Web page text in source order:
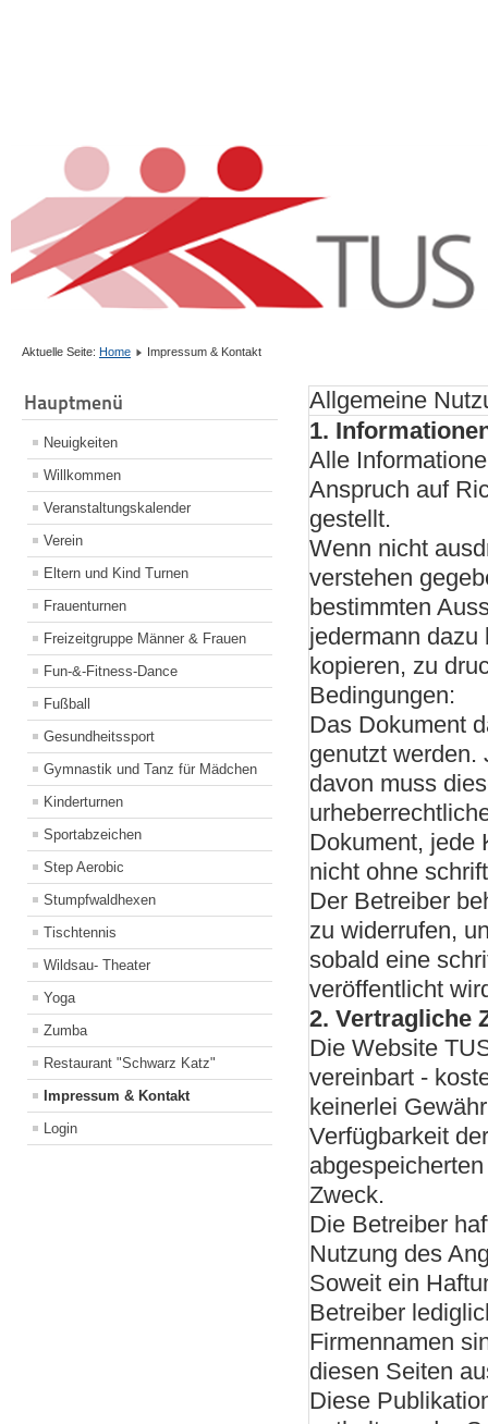
Aktuelle Seite: Home Impressum & Kontakt
Hauptmenü
Neuigkeiten
Willkommen
Veranstaltungskalender
Verein
Eltern und Kind Turnen
Frauenturnen
Freizeitgruppe Männer & Frauen
Fun-&-Fitness-Dance
Fußball
Gesundheitssport
Gymnastik und Tanz für Mädchen
Kinderturnen
Sportabzeichen
Step Aerobic
Stumpfwaldhexen
Tischtennis
Wildsau- Theater
Yoga
Zumba
Restaurant "Schwarz Katz"
Impressum & Kontakt
Login
Allgemeine
1.
Alle
Anspruch auf
gestellt.
Wenn nicht
verstehen
bestimmten
jedermann
kopieren, zu
Bedingungen:
Das Dokument
genutzt werden.
davon muss
Dokument, jede
nicht ohne
Der Betreiber
zu widerrufen,
sobald eine
veröffentlicht
2. Vertragliche
Die Website
vereinbart -
keinerlei
Verfügbarkeit
Zweck.
Die Betreiber
Nutzung des
Soweit ein
Betreiber
Firmennamen
diesen Seiten
Diese